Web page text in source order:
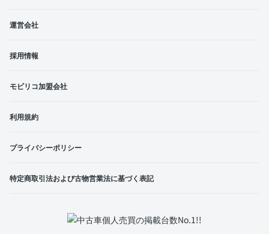
運営会社
採用情報
モビリコ加盟会社
利用規約
プライバシーポリシー
特定商取引法および古物営業法に基づく表記